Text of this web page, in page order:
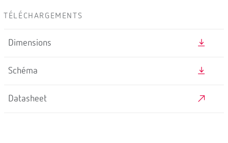
TÉLÉCHARGEMENTS
Dimensions
Schéma
Datasheet